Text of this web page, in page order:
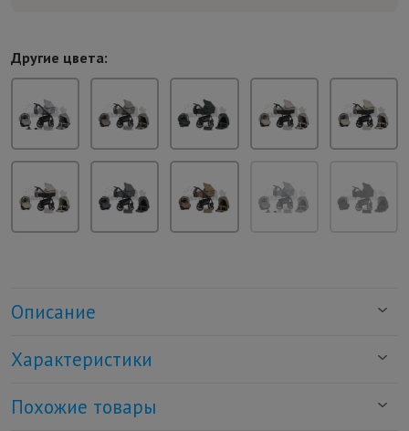
Другие цвета:
Описание
Характеристики
Похожие товары